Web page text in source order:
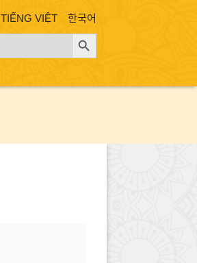
TIẾNG VIỆT 한국어
Search Button